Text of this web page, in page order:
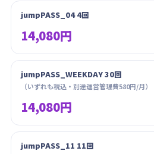
jumpPASS_04 4回
14,080円
jumpPASS_WEEKDAY 30回
（いずれも税込・別途運営管理費580円/月）
14,080円
jumpPASS_11 11回